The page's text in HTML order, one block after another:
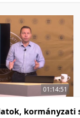
01:14:51
kormányzati